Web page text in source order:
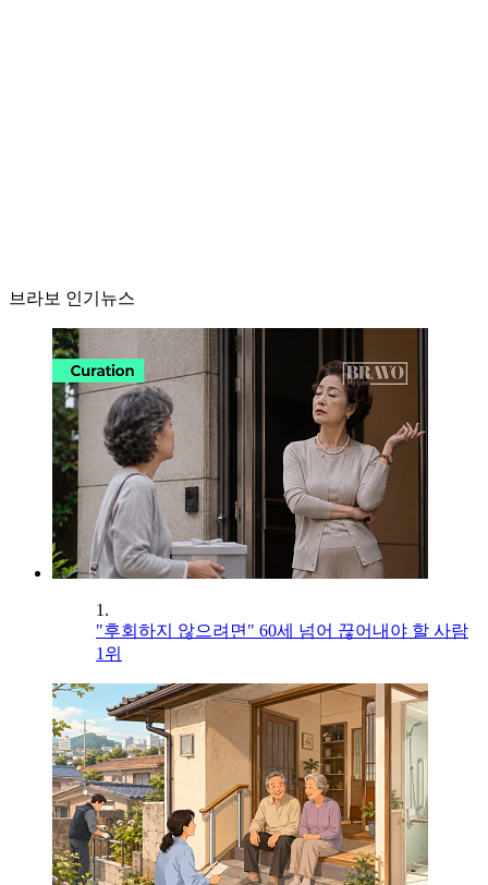
브라보 인기뉴스
1.
"후회하지 않으려면" 60세 넘어 끊어내야 할 사람
1위